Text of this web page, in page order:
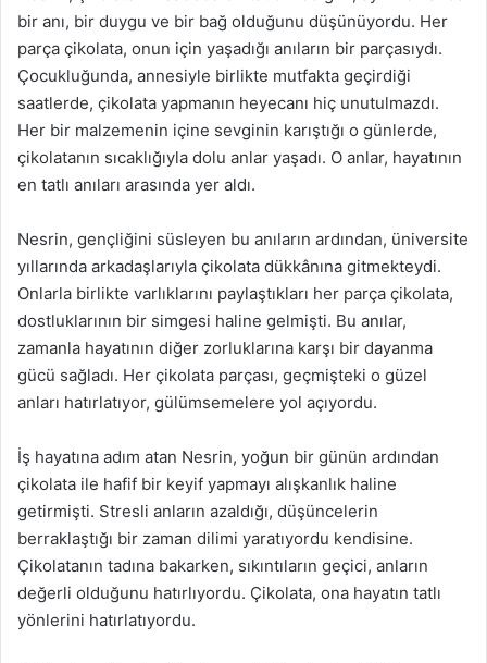
bir anı, bir duygu ve bir bağ olduğunu düşünüyordu. Her
parça çikolata, onun için yaşadığı anıların bir parçasıydı.
Çocukluğunda, annesiyle birlikte mutfakta geçirdiği
saatlerde, çikolata yapmanın heyecanı hiç unutulmazdı.
Her bir malzemenin içine sevginin karıştığı o günlerde,
çikolatanın sıcaklığıyla dolu anlar yaşadı. O anlar, hayatının
en tatlı anıları arasında yer aldı.
Nesrin, gençliğini süsleyen bu anıların ardından, üniversite
yıllarında arkadaşlarıyla çikolata dükkânına gitmekteydi.
Onlarla birlikte varlıklarını paylaştıkları her parça çikolata,
dostluklarının bir simgesi haline gelmişti. Bu anılar,
zamanla hayatının diğer zorluklarına karşı bir dayanma
gücü sağladı. Her çikolata parçası, geçmişteki o güzel
anları hatırlatıyor, gülümsemelere yol açıyordu.
İş hayatına adım atan Nesrin, yoğun bir günün ardından
çikolata ile hafif bir keyif yapmayı alışkanlık haline
getirmişti. Stresli anların azaldığı, düşüncelerin
berraklaştığı bir zaman dilimi yaratıyordu kendisine.
Çikolatanın tadına bakarken, sıkıntıların geçici, anların
değerli olduğunu hatırlıyordu. Çikolata, ona hayatın tatlı
yönlerini hatırlatıyordu.